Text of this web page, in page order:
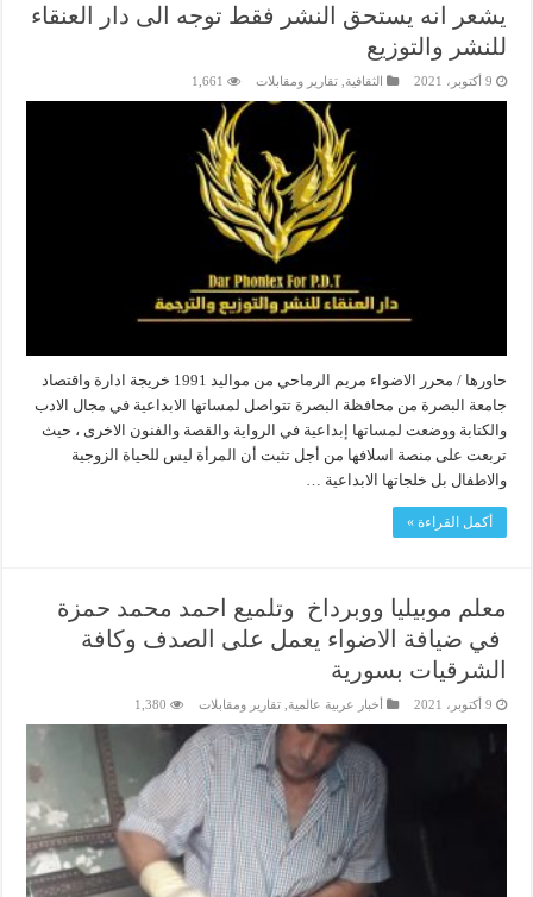
يشعر انه يستحق النشر فقط توجه الى دار العنقاء
للنشر والتوزيع
9 أكتوبر، 2021 الثقافية ,تقارير ومقابلات 1,661
حاورها / محرر الاضواء مريم الرماحي من مواليد 1991 خريجة ادارة واقتصاد
جامعة البصرة من محافظة البصرة تتواصل لمساتها الابداعية في مجال الادب
والكتابة ووضعت لمساتها إبداعية في الرواية والقصة والفنون الاخرى ، حيث
تربعت على منصة اسلافها من أجل تثبت أن المرأة ليس للحياة الزوجية
والاطفال بل خلجاتها الابداعية …
أكمل القراءة »
معلم موبيليا ووبرداخ وتلميع احمد محمد حمزة
في ضيافة الاضواء يعمل على الصدف وكافة
الشرقيات بسورية
9 أكتوبر، 2021 أخبار عربية عالمية,تقارير ومقابلات 1,380